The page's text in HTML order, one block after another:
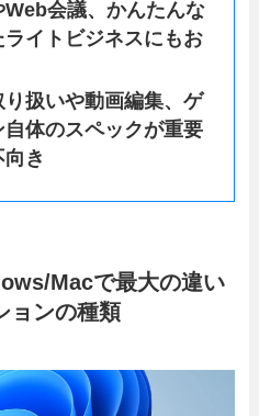
会議、かんたんな
イトビジネスにもお
扱いや動画編集、ゲ
体のスペックが重要
き
Macで最大の違い
ョンの種類